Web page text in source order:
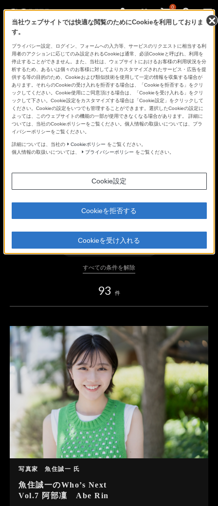
0
あ、
見
た
こ
と
の
な
い
世
界
へ。
α
Universe
NEWS
記事一覧
テーマ
ポートレート
レンズ・アクセサリー
すべての条件を解除
93 件
写真家 魚住誠一 氏
魚住誠一のWho’s Next
Vol.7 阿部凜 Abe Rin
当社ウェブサイトでは快適な閲覧のためにCookieを利用しておりま
す。
プライバシー設定、ログイン、フォームへの入力等、サービスのリクエストに相当する利
用者のアクションに応じてのみ設定されるCookieは通常、必須Cookieと呼ばれ、利用を
停止することができません。また、当社は、ウェブサイトにおけるお客様の利用状況を分
析するため、あるいは個々のお客様に対してよりカスタマイズされたサービス・広告を提
供する等の目的のため、Cookieおよび類似技術を使用して一定の情報を収集する場合が
あります。それらのCookieの受け入れを拒否する場合は、「Cookieを拒否する」をクリ
ックしてください。Cookie使用にご同意頂ける場合は、「Cookieを受け入れる」をクリ
ックして下さい。Cookie設定をカスタマイズする場合は「Cookie設定」をクリックして
ください。Cookieの設定をいつでも管理することができます。選択したCookieの設定に
よっては、このウェブサイトの機能の一部が使用できなくなる場合があります。 詳細に
ついては、当社のCookieポリシーをご覧ください。個人情報の取扱いについては、プラ
イバシーポリシーをご覧ください。
詳細については、当社の Cookieポリシー をご覧ください。
個人情報の取扱いについては、
プライバシーポリシー をご覧ください。
Cookie設定
Cookieを拒否する
Cookieを受け入れる